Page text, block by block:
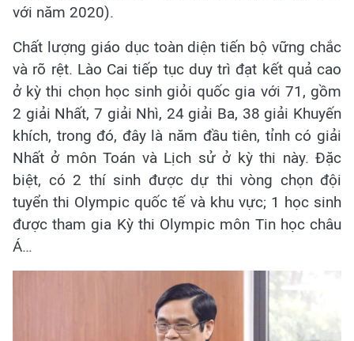
với năm 2020).
Chất lượng giáo dục toàn diện tiến bộ vững chắc
và rõ rệt. Lào Cai tiếp tục duy trì đạt kết quả cao
ở kỳ thi chọn học sinh giỏi quốc gia với 71, gồm
2 giải Nhất, 7 giải Nhì, 24 giải Ba, 38 giải Khuyến
khích, trong đó, đây là năm đầu tiên, tỉnh có giải
Nhất ở môn Toán và Lịch sử ở kỳ thi này. Đặc
biệt, có 2 thí sinh được dự thi vòng chọn đội
tuyển thi Olympic quốc tế và khu vực; 1 học sinh
được tham gia Kỳ thi Olympic môn Tin học châu
Á…